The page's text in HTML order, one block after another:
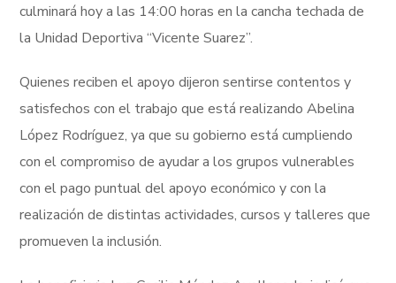
culminará hoy a las 14:00 horas en la cancha techada de
la Unidad Deportiva “Vicente Suarez”.
Quienes reciben el apoyo dijeron sentirse contentos y
satisfechos con el trabajo que está realizando Abelina
López Rodríguez, ya que su gobierno está cumpliendo
con el compromiso de ayudar a los grupos vulnerables
con el pago puntual del apoyo económico y con la
realización de distintas actividades, cursos y talleres que
promueven la inclusión.